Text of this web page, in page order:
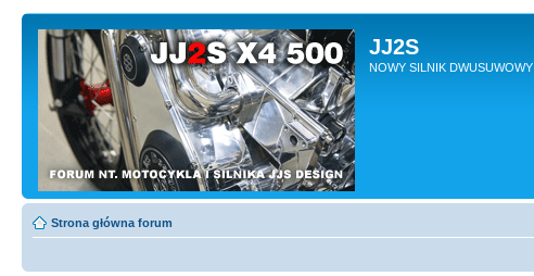
JJ2S
NOWY SILNIK DWUSUWOWY
Strona główna forum